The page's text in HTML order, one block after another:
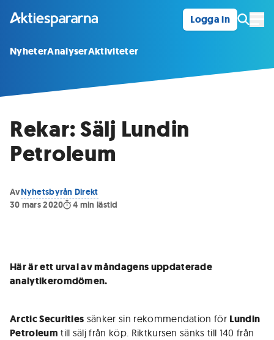
Logga in
NyheterAnalyserAktiviteter
Rekar: Sälj Lundin
Petroleum
AvNyhetsbyrån Direkt
30 mars 2020
4 min lästid
Här är ett urval av måndagens uppdaterade
analytikeromdömen.
Arctic Securities sänker sin rekommendation för Lundin
Petroleum till sälj från köp. Riktkursen sänks till 140 från